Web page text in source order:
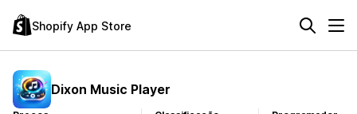
Shopify App Store
Dixon Music Player